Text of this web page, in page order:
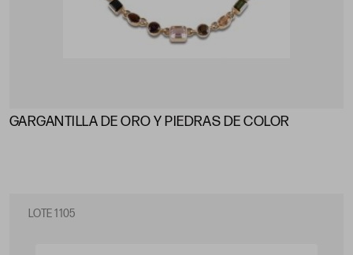
GARGANTILLA DE ORO Y PIEDRAS DE COLOR
LOTE 1105